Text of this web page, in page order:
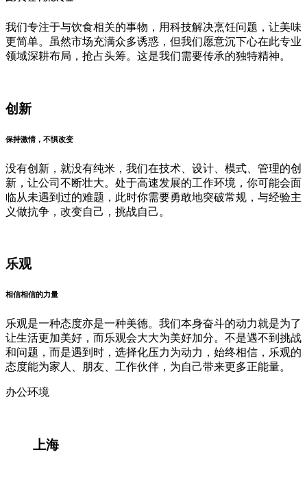
我们专注于与饮食相关的事物，用科技解决烹饪问题，让美味
更简单。虽然市场充满众多诱惑，但我们愿意沉下心在此专业
领域深耕布局，抢占头筹。这是我们需要传承的独特精神。
创新
保持激情，不惧改变
没有创新，就没有纯米，我们在技术、设计、模式、管理的创
新，让公司不断壮大。处于高速发展的工作环境，你可能会面
临从未遇到过的难题，此时你需要勇敢地突破常规，与经验主
义做抗争，改变自己，挑战自己。
乐观
相信相信的力量
乐观是一种态度亦是一种美德。我们本身奋斗的动力就是为了
让生活更加美好，而乐观会大大为美好加分。不是遇不到挑战
和问题，而是遇到时，选择化压力为动力，始终相信，乐观的
态度能为家人、朋友、工作伙伴，为自己带来更多正能量。
办公环境
上海